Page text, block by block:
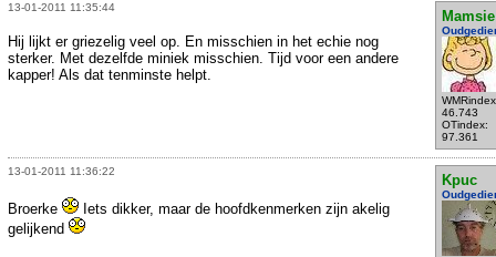
13-01-2011 11:35:44
Mamsie
46.743
OTindex:
97.361
Hij lijkt er griezelig veel op. En misschien in het echie nog
sterker. Met dezelfde miniek misschien. Tijd voor een andere
kapper! Als dat tenminste helpt.
13-01-2011 11:36:22
Kpuc
Broerke
Iets dikker, maar de hoofdkenmerken zijn akelig
gelijkend